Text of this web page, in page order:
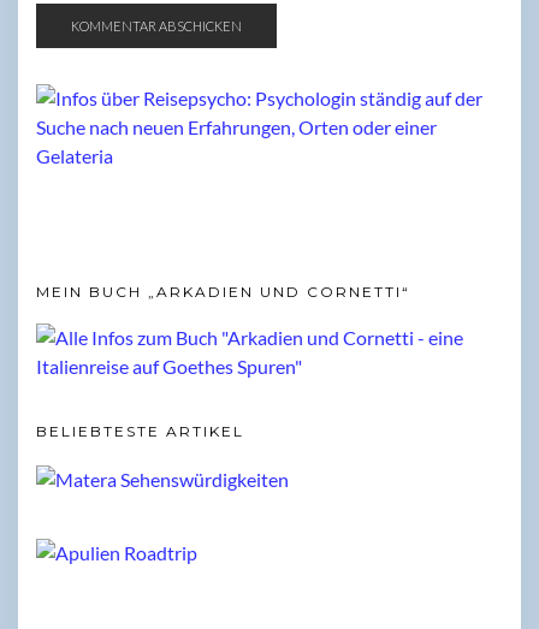
MEIN BUCH „ARKADIEN UND CORNETTI“
BELIEBTESTE ARTIKEL